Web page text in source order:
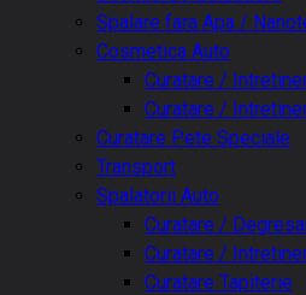
Spalare fara Apa /
Cosmetica Auto
Curatare /
Curatare /
Curatare Pete Speciale
Transport
Spalatorii Auto
Curatare /
Curatare /
Curatare Tapiterie